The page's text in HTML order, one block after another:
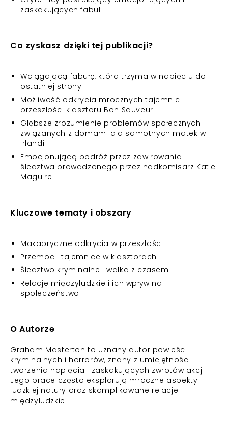
zaskakujących fabuł
Co zyskasz dzięki tej publikacji?
Wciągającą fabułę, która trzyma w napięciu do
ostatniej strony
Możliwość odkrycia mrocznych tajemnic
przeszłości klasztoru Bon Sauveur
Głębsze zrozumienie problemów społecznych
związanych z domami dla samotnych matek w
Irlandii
Emocjonującą podróż przez zawirowania
śledztwa prowadzonego przez nadkomisarz Katie
Maguire
Kluczowe tematy i obszary
Makabryczne odkrycia w przeszłości
Przemoc i tajemnice w klasztorach
Śledztwo kryminalne i walka z czasem
Relacje międzyludzkie i ich wpływ na
społeczeństwo
O Autorze
Graham Masterton to uznany autor powieści
kryminalnych i horrorów, znany z umiejętności
tworzenia napięcia i zaskakujących zwrotów akcji.
Jego prace często eksplorują mroczne aspekty
ludzkiej natury oraz skomplikowane relacje
międzyludzkie.